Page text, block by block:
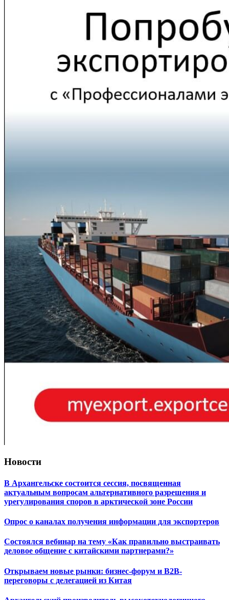
Новости
В Архангельске состоится сессия, посвященная
актуальным вопросам альтернативного разрешения и
урегулирования споров в арктической зоне России
Опрос о каналах получения информации для экспортеров
Состоялся вебинар на тему «Как правильно выстраивать
деловое общение с китайскими партнерами?»
Открываем новые рынки: бизнес-форум и B2B-
переговоры с делегацией из Китая